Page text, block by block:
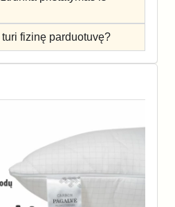
turi fizinę parduotuvę?